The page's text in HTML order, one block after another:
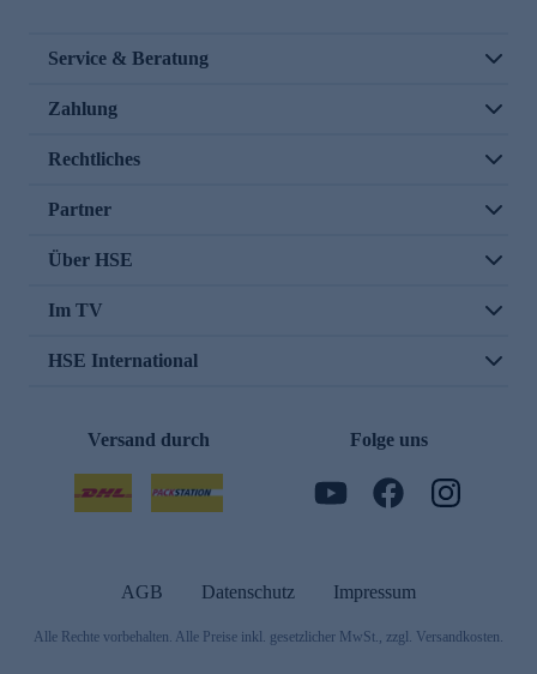
Service & Beratung
Zahlung
Rechtliches
Partner
Über HSE
Im TV
HSE International
Versand durch Folge uns
AGB Datenschutz Impressum
Alle Rechte vorbehalten. Alle Preise inkl. gesetzlicher MwSt., zzgl. Versandkosten.